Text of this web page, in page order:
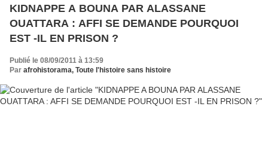
KIDNAPPE A BOUNA PAR ALASSANE
OUATTARA : AFFI SE DEMANDE POURQUOI
EST -IL EN PRISON ?
Publié le 08/09/2011 à 13:59
Par afrohistorama, Toute l'histoire sans histoire